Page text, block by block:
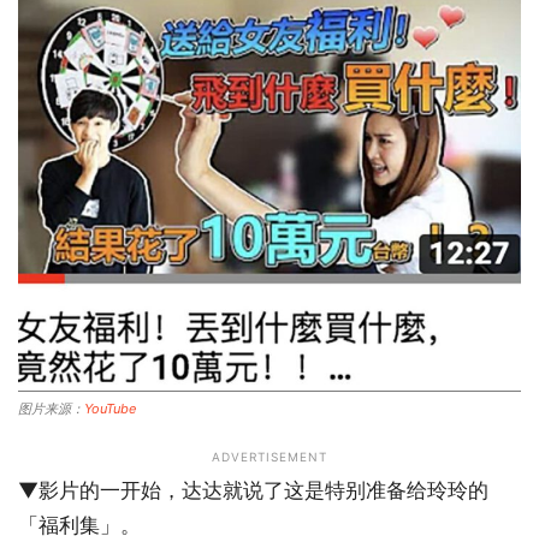
图片来源： YouTube
ADVERTISEMENT
▼影片的一开始，达达就说了这是特别准备给玲玲的
「福利集」。